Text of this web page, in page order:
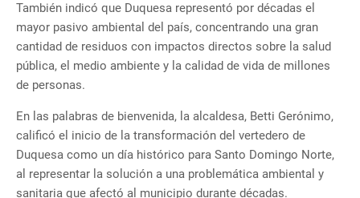
También indicó que Duquesa representó por décadas el
mayor pasivo ambiental del país, concentrando una gran
cantidad de residuos con impactos directos sobre la salud
pública, el medio ambiente y la calidad de vida de millones
de personas.
En las palabras de bienvenida, la alcaldesa, Betti Gerónimo,
calificó el inicio de la transformación del vertedero de
Duquesa como un día histórico para Santo Domingo Norte,
al representar la solución a una problemática ambiental y
sanitaria que afectó al municipio durante décadas.